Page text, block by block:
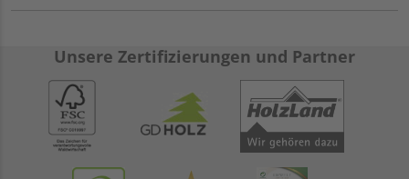
Unsere Zertifizierungen und Partner